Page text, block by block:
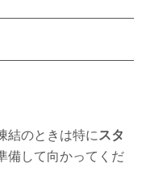
結のときは特に スタ
備して向かってくだ